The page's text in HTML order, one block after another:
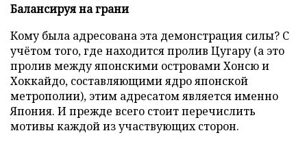
Балансируя на грани
Кому была адресована эта демонстрация силы? С
учётом того, где находится пролив Цугару (а это
пролив между японскими островами Хонсю и
Хоккайдо, составляющими ядро японской
метрополии), этим адресатом является именно
Япония. И прежде всего стоит перечислить
мотивы каждой из участвующих сторон.